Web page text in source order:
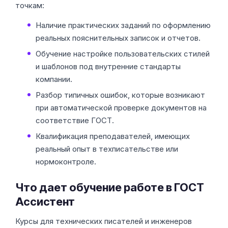
точкам:
Наличие практических заданий по оформлению
реальных пояснительных записок и отчетов.
Обучение настройке пользовательских стилей
и шаблонов под внутренние стандарты
компании.
Разбор типичных ошибок, которые возникают
при автоматической проверке документов на
соответствие ГОСТ.
Квалификация преподавателей, имеющих
реальный опыт в техписательстве или
нормоконтроле.
Что дает обучение работе в ГОСТ
Ассистент
Курсы для технических писателей и инженеров